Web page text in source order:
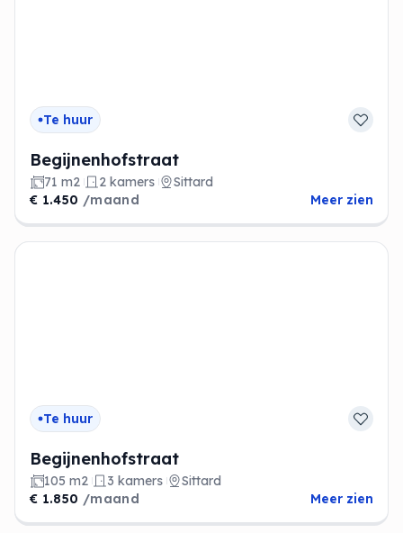
Te huur
Begijnenhofstraat
71 m2 2 kamers
Sittard
€ 1.450 /maand Meer zien
Te huur
Begijnenhofstraat
105 m2 3 kamers
Sittard
€ 1.850 /maand Meer zien